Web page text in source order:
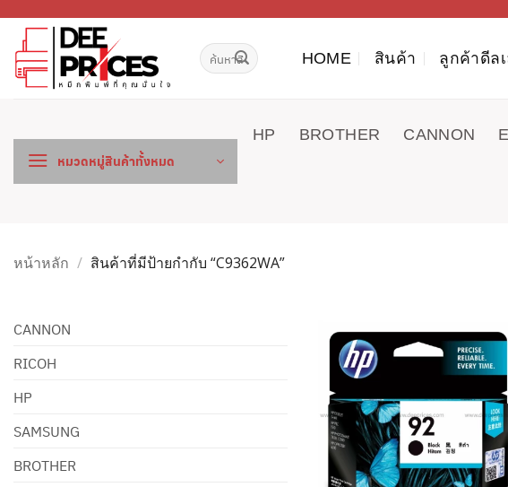
เนื้อหา
ค้นหา: HOME สินค้า ลูกค้าดีล
หมวดหมู่สินค้าทั้งหมด
HP BROTHER CANNON
หน้าหลัก / สินค้าที่มีป้ายกำกับ “C9362WA”
CANNON
RICOH
HP
SAMSUNG
BROTHER